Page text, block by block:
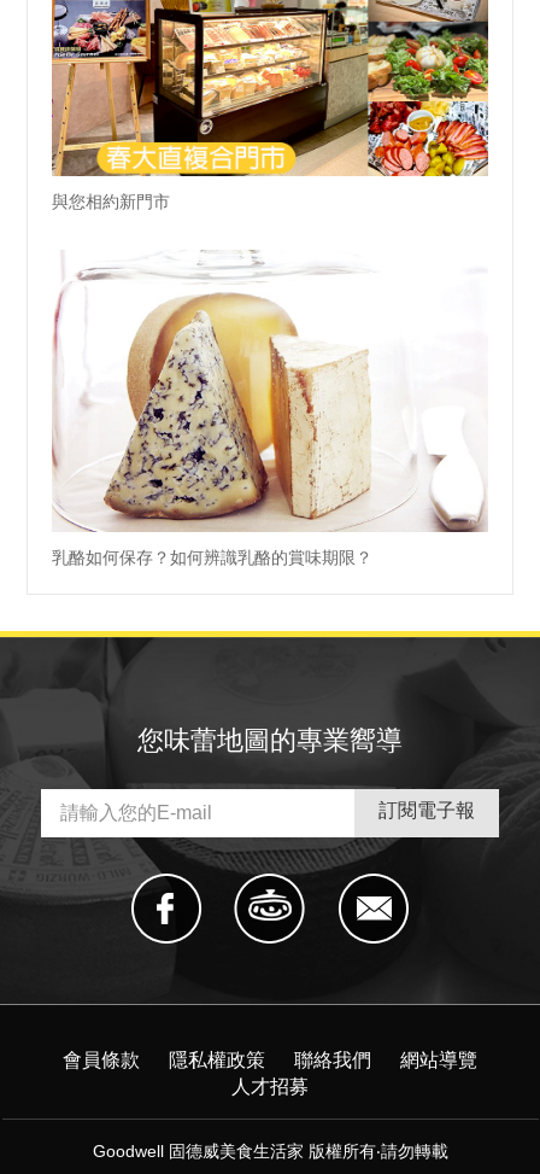
與您相約新門市
乳酪如何保存？如何辨識乳酪的賞味期限？
您味蕾地圖的專業嚮導
會員條款 隱私權政策 聯絡我們
網站導覽
人才招募
Goodwell 固德威美食生活家 版權所有‧請勿轉載